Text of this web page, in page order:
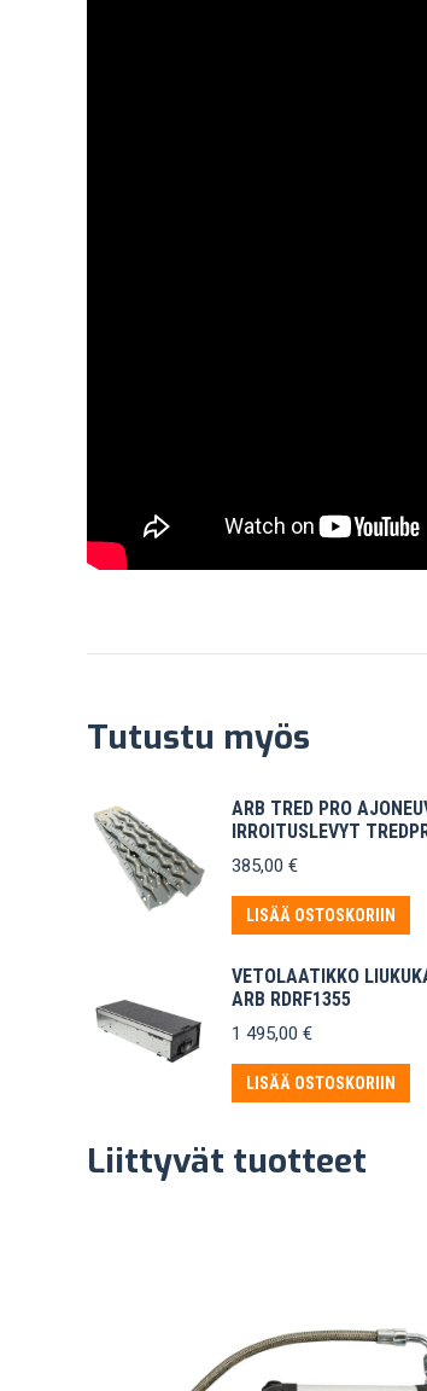
Tutustu myös
ARB TRED PRO
IRROITUSLEVYT
385,00 €
LISÄÄ OSTOSKORIIN
VETOLAATIKKO
ARB RDRF1355
1 495,00 €
LISÄÄ OSTOSKORIIN
Liittyvät tuotteet